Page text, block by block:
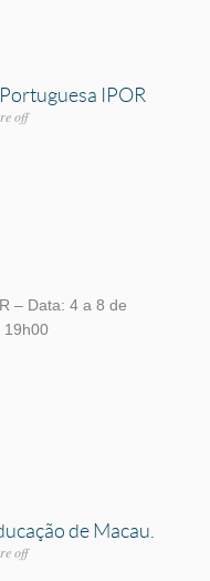
IPOR
off
– Data: 4 a 8 de
19h00
de Macau.
off